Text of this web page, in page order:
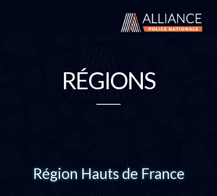
RÉGIONS
Région Hauts de France